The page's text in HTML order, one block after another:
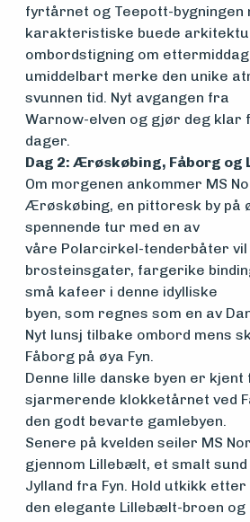
vedlikehold
og drift
Om
foreningen
Aktuelt
Arrangementer
fyrtårnet og Teepott-bygningen
karakteristiske buede
ombordstigning om
umiddelbart merke den unike
svunnen tid. Nyt avgangen fra
Warnow-elven og gjør deg klar
dager.
Dag 2: Ærøskøbing, Fåborg
Om morgenen ankommer MS
Ærøskøbing, en pittoresk by på
spennende tur med en av
våre Polarcirkel-tenderbåter vil
brosteinsgater, fargerike
små kafeer i denne idylliske
byen, som regnes som en av
Nyt lunsj tilbake ombord mens
Fåborg på øya Fyn.
Denne lille danske byen er kjent
sjarmerende klokketårnet ved
den godt bevarte gamlebyen.
Senere på kvelden seiler MS
gjennom Lillebælt, et smalt
Jylland fra Fyn. Hold utkikk etter
den elegante Lillebælt-broen og